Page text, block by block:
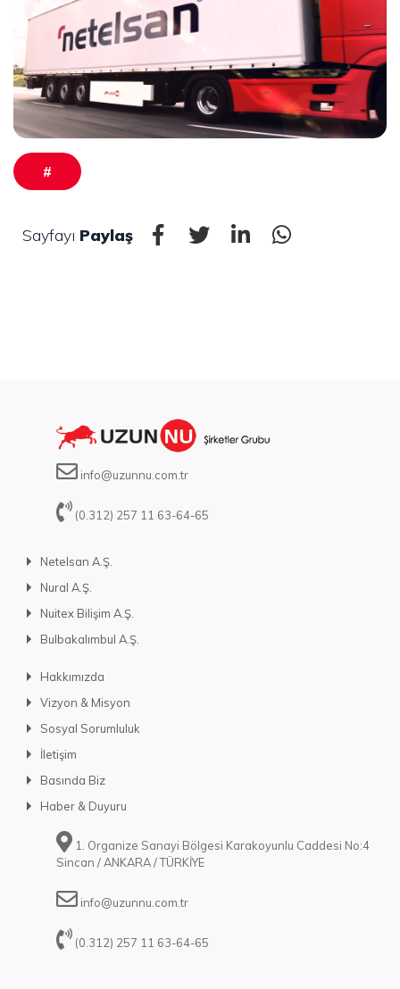
#
Sayfayı Paylaş
info@uzunnu.com.tr
(0.312) 257 11 63-64-65
Netelsan A.Ş.
Nural A.Ş.
Nuitex Bilişim A.Ş.
Bulbakalımbul A.Ş.
Hakkımızda
Vizyon & Misyon
Sosyal Sorumluluk
İletişim
Basında Biz
Haber & Duyuru
1. Organize Sanayi Bölgesi Karakoyunlu Caddesi No:4
Sincan / ANKARA / TÜRKİYE
info@uzunnu.com.tr
(0.312) 257 11 63-64-65